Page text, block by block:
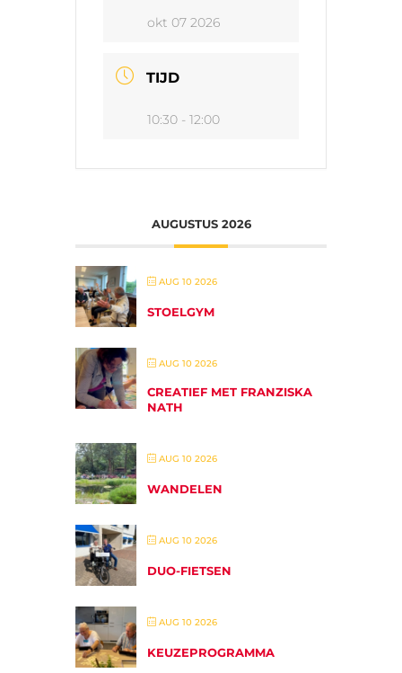
okt 07 2026
TIJD
10:30 - 12:00
AUGUSTUS 2026
AUG 10 2026
STOELGYM
AUG 10 2026
CREATIEF MET FRANZISKA
NATH
AUG 10 2026
WANDELEN
AUG 10 2026
DUO-FIETSEN
AUG 10 2026
KEUZEPROGRAMMA